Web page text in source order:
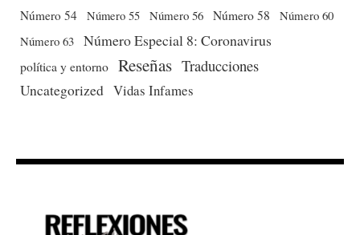
Número 54 Número 55 Número 56 Número 58
Número 60
Número 63 Número Especial 8: Coronavirus
política y entorno Reseñas Traducciones
Uncategorized Vidas Infames